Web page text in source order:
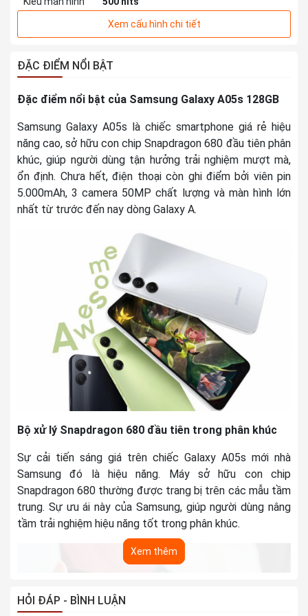
THÔNG TIN CAMERA SAU
Đèn Flash
Chụp ảnh nâng
cao
Quay chậm (Slow Motion)
Xóa phông
Toàn cảnh (Panorama)
Tự động lấy nét (AF)
Ban đêm (Night Mode)
Chuyên nghiệp (Pro)
Làm đẹp
Siêu cận (Macro)
Bộ lọc màu
THÔNG TIN CAMERA TRƯỚC
13 MP
Videocall
Làm đẹp
Xóa phông
Bộ lọc màu
HỆ ĐIỀU HÀNH - CPU
Hệ điều hành Android 13
Chipset (hãng
SX CPU)
Exynos 680 8 nhân
Tốc độ CPU 4 nhân 2.4 GHz & 4 nhân 1.9 GHz
Adreno 610
Xem cấu hình chi tiết
ĐẶC ĐIỂM NỔI BẬT
Đặc điểm nổi bật của Samsung Galaxy A05s 128GB
Samsung Galaxy A05s là chiếc smartphone giá rẻ hiệu
năng cao, sở hữu con chip Snapdragon 680 đầu tiên phân
khúc, giúp người dùng tận hưởng trải nghiệm mượt mà,
ổn định. Chưa hết, điện thoại còn ghi điểm bởi viên pin
5.000mAh, 3 camera 50MP chất lượng và màn hình lớn
nhất từ trước đến nay dòng Galaxy A.
Bộ xử lý Snapdragon 680 đầu tiên trong phân khúc
Sự cải tiến sáng giá trên chiếc Galaxy A05s mới nhà
Samsung đó là hiệu năng. Máy sở hữu con chip
Snapdragon 680 thường được trang bị trên các mẫu tầm
trung. Sự ưu ái này của Samsung, giúp người dùng nâng
tầm trải nghiệm hiệu năng tốt trong phân khúc.
Xem thêm
HỎI ĐÁP - BÌNH LUẬN